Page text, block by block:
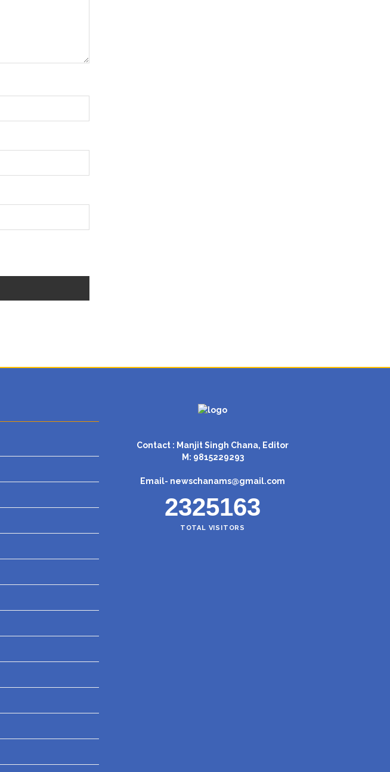
Contact : Manjit Singh Chana, Editor
M: 9815229293
Email- newschanams@gmail.com
2325163
TOTAL VISITORS